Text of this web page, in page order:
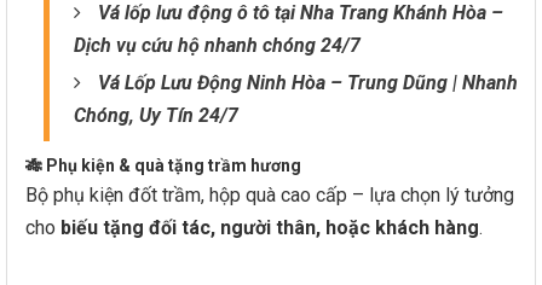
Vá lốp lưu động ô tô tại Nha Trang Khánh Hòa –
Dịch vụ cứu hộ nhanh chóng 24/7
Vá Lốp Lưu Động Ninh Hòa – Trung Dũng | Nhanh
Chóng, Uy Tín 24/7
🎋 Phụ kiện & quà tặng trầm hương
Bộ phụ kiện đốt trầm, hộp quà cao cấp – lựa chọn lý tưởng
cho biếu tặng đối tác, người thân, hoặc khách hàng.